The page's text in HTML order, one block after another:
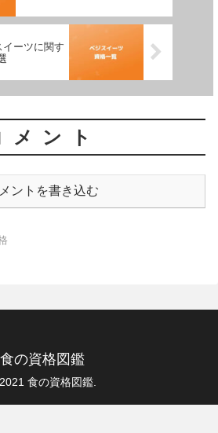
イーツに関す
メント
ントを書き込む
食の資格図鑑
食の資格図鑑.